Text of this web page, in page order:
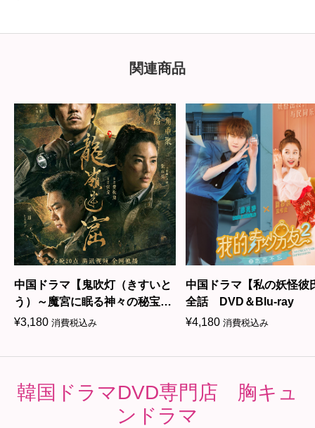
関連商品
中国ドラマ【鬼吹灯（きすいと
う）～魔宮に眠る神々の秘宝
～】全話 DVD＆Blu-ray
¥3,180 消費税込み
中国ドラマ【私の妖怪彼
全話 DVD＆Blu-ray
¥4,180 消費税込み
韓国ドラマDVD専門店 胸キュ
ンドラマ